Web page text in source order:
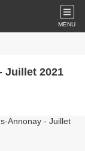
MENU
Juillet 2021